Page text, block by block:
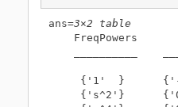
ans=3×2 table
{'1'  }
{'s^2'}